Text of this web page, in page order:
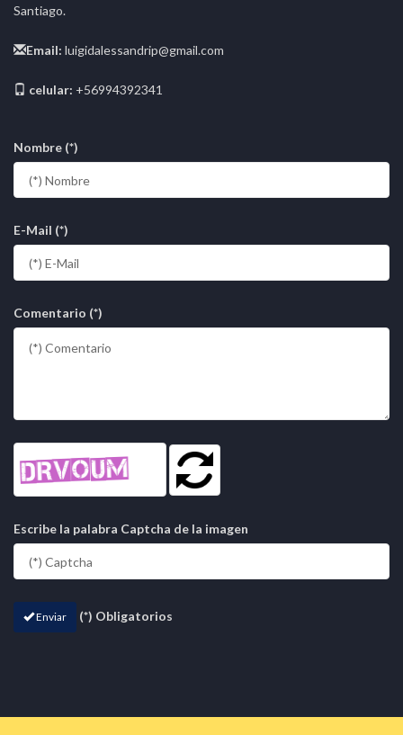
Santiago.
Email: luigidalessandrip@gmail.com
celular: +56994392341
Nombre (*)
E-Mail (*)
Comentario (*)
Escribe la palabra Captcha de la imagen
Enviar (*) Obligatorios